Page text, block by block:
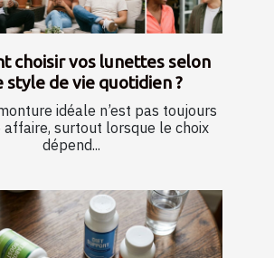
choisir vos lunettes selon
style de vie quotidien ?
idéale n’est pas toujours
affaire, surtout lorsque le choix
dépend...